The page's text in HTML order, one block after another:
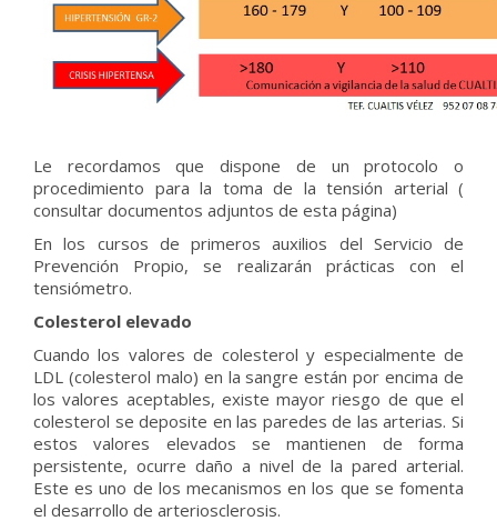
Le recordamos que dispone de un protocolo o
procedimiento para la toma de la tensión arterial (
consultar documentos adjuntos de esta página)
En los cursos de primeros auxilios del Servicio de
Prevención Propio, se realizarán prácticas con el
tensiómetro.
Colesterol elevado
Cuando los valores de colesterol y especialmente de
LDL (colesterol malo) en la sangre están por encima de
los valores aceptables, existe mayor riesgo de que el
colesterol se deposite en las paredes de las arterias. Si
estos valores elevados se mantienen de forma
persistente, ocurre daño a nivel de la pared arterial.
Este es uno de los mecanismos en los que se fomenta
el desarrollo de arteriosclerosis.